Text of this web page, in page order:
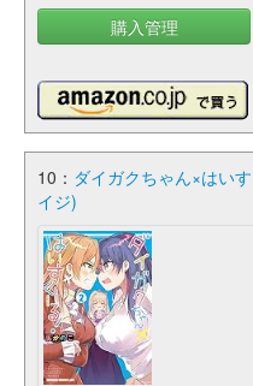
購入管理
10： ダイガクちゃん×はい
イジ)